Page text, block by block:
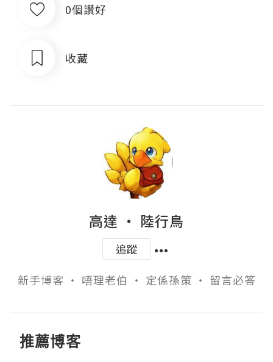
0個讚好
收藏
高達 ‧ 陸行鳥
追蹤
新手博客 ‧ 唔理老伯 ‧ 定係孫策 ‧ 留言必答
推薦博客